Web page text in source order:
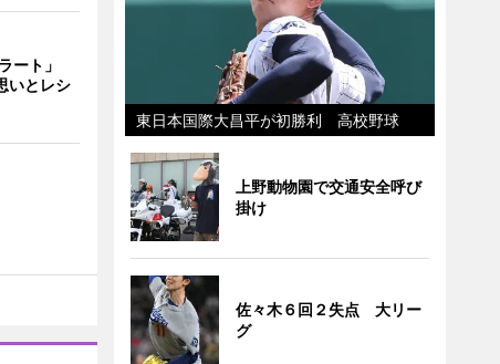
ート」
いとレシ
東日本国際大昌平が初勝利 高校野球
上野動物園で交通安全呼び
掛け
佐々木６回２失点 大リー
グ